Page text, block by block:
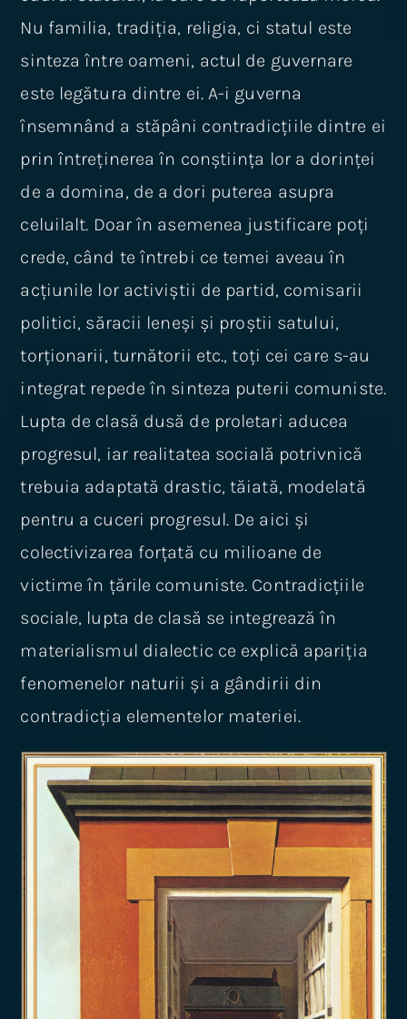
Nu familia, tradiția, religia, ci statul este
sinteza între oameni, actul de guvernare
este legătura dintre ei. A-i guverna
însemnând a stăpâni contradicțiile dintre ei
prin întreținerea în conștiința lor a dorinței
de a domina, de a dori puterea asupra
celuilalt. Doar în asemenea justificare poți
crede, când te întrebi ce temei aveau în
acțiunile lor activiștii de partid, comisarii
politici, săracii leneși și proștii satului,
torționarii, turnătorii etc., toți cei care s-au
integrat repede în sinteza puterii comuniste.
Lupta de clasă dusă de proletari aducea
progresul, iar realitatea socială potrivnică
trebuia adaptată drastic, tăiată, modelată
pentru a cuceri progresul. De aici și
colectivizarea forțată cu milioane de
victime în țările comuniste. Contradicțiile
sociale, lupta de clasă se integrează în
materialismul dialectic ce explică apariția
fenomenelor naturii și a gândirii din
contradicția elementelor materiei.